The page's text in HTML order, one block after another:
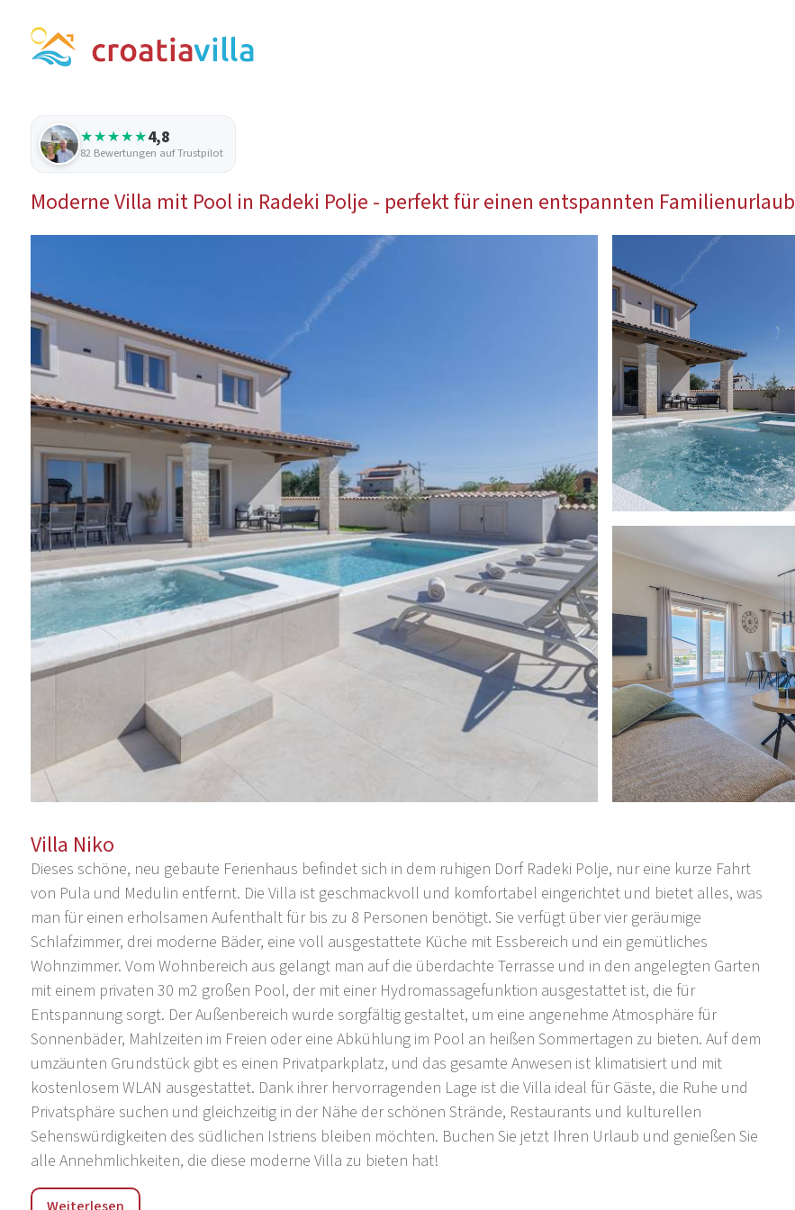
★★★★★4,8
82 Bewertungen auf Trustpilot
Moderne Villa mit Pool in Radeki Polje - perfekt für einen entspannten Familienurlaub
Villa Niko
Dieses schöne, neu gebaute Ferienhaus befindet sich in dem ruhigen Dorf Radeki Polje, nur eine kurze Fahrt
von Pula und Medulin entfernt. Die Villa ist geschmackvoll und komfortabel eingerichtet und bietet alles, was
man für einen erholsamen Aufenthalt für bis zu 8 Personen benötigt. Sie verfügt über vier geräumige
Schlafzimmer, drei moderne Bäder, eine voll ausgestattete Küche mit Essbereich und ein gemütliches
Wohnzimmer. Vom Wohnbereich aus gelangt man auf die überdachte Terrasse und in den angelegten Garten
mit einem privaten 30 m2 großen Pool, der mit einer Hydromassagefunktion ausgestattet ist, die für
Entspannung sorgt. Der Außenbereich wurde sorgfältig gestaltet, um eine angenehme Atmosphäre für
Sonnenbäder, Mahlzeiten im Freien oder eine Abkühlung im Pool an heißen Sommertagen zu bieten. Auf dem
umzäunten Grundstück gibt es einen Privatparkplatz, und das gesamte Anwesen ist klimatisiert und mit
kostenlosem WLAN ausgestattet. Dank ihrer hervorragenden Lage ist die Villa ideal für Gäste, die Ruhe und
Privatsphäre suchen und gleichzeitig in der Nähe der schönen Strände, Restaurants und kulturellen
Sehenswürdigkeiten des südlichen Istriens bleiben möchten. Buchen Sie jetzt Ihren Urlaub und genießen Sie
alle Annehmlichkeiten, die diese moderne Villa zu bieten hat!
Radeki Polje - ein ruhiges istrisches Dorf in der Nähe von Pula und Loborika Radeki Polje ist ein kleines,